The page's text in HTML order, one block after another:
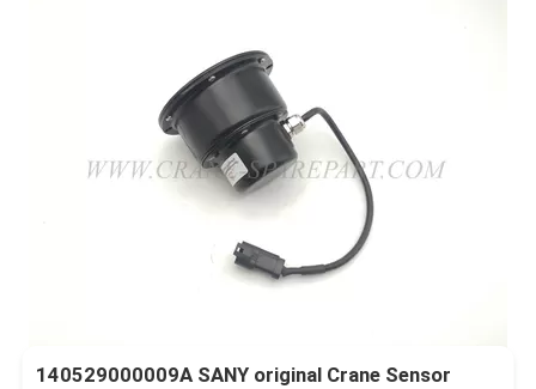
140529000009A SANY original Crane Sensor